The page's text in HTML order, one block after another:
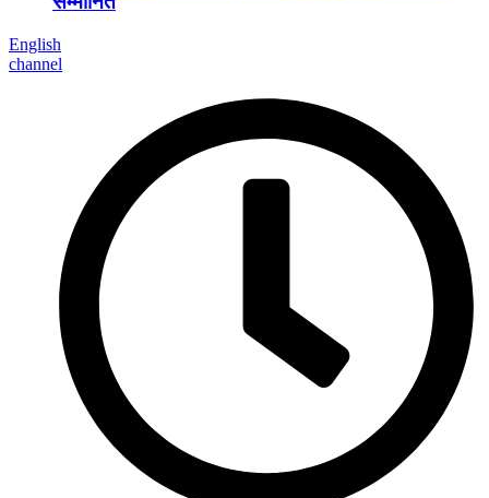
English
channel